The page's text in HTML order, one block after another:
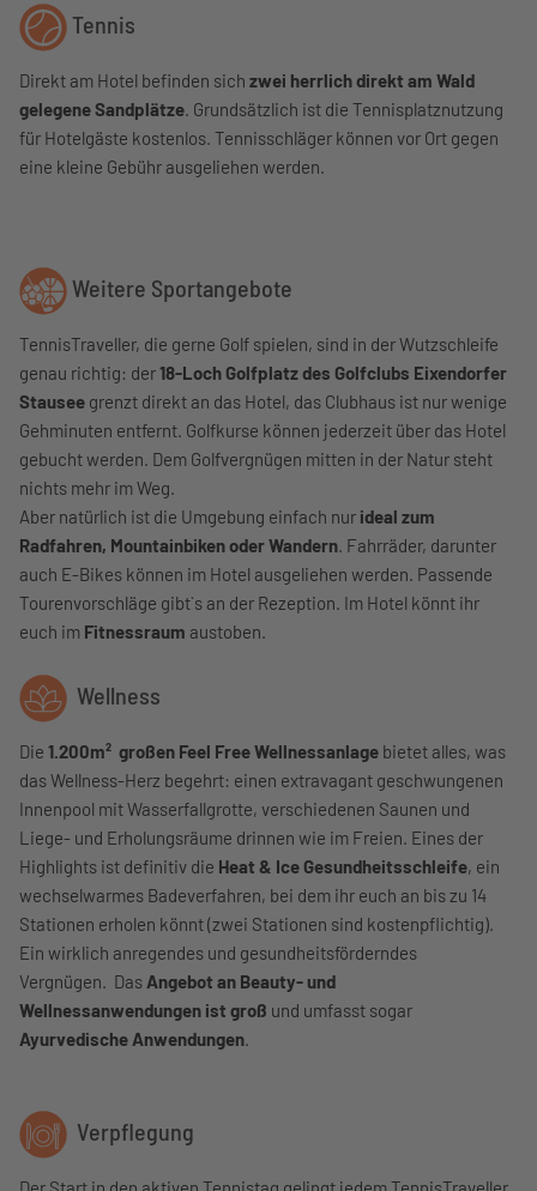
Tennis
Direkt am Hotel befinden sich zwei herrlich direkt am Wald
gelegene Sandplätze. Grundsätzlich ist die Tennisplatznutzung
für Hotelgäste kostenlos. Tennisschläger können vor Ort gegen
eine kleine Gebühr ausgeliehen werden.
Weitere Sportangebote
TennisTraveller, die gerne Golf spielen, sind in der Wutzschleife
genau richtig: der18-Loch Golfplatz des Golfclubs Eixendorfer
Stausee grenzt direkt an das Hotel, das Clubhaus ist nur wenige
Gehminuten entfernt. Golfkurse können jederzeit über das Hotel
gebucht werden. Dem Golfvergnügen mitten in der Natur steht
nichts mehr im Weg.
Aber natürlich ist die Umgebung einfach nur ideal zum
Radfahren, Mountainbiken oder Wandern. Fahrräder, darunter
auch E-Bikes können im Hotel ausgeliehen werden. Passende
Tourenvorschläge gibt`s an der Rezeption. Im Hotel könnt ihr
euch im Fitnessraum austoben.
Wellness
Die 1.200m² großen Feel Free Wellnessanlage bietet alles, was
das Wellness-Herz begehrt: einen extravagant geschwungenen
Innenpool mit Wasserfallgrotte, verschiedenen Saunen und
Liege- und Erholungsräume drinnen wie im Freien. Eines der
Highlights ist definitiv die Heat & Ice Gesundheitsschleife, ein
wechselwarmes Badeverfahren, bei dem ihr euch an bis zu 14
Stationen erholen könnt (zwei Stationen sind kostenpflichtig).
Ein wirklich anregendes und gesundheitsförderndes
Vergnügen. Das Angebot an Beauty- und
Wellnessanwendungen ist groß und umfasst sogar
Ayurvedische Anwendungen.
Verpflegung